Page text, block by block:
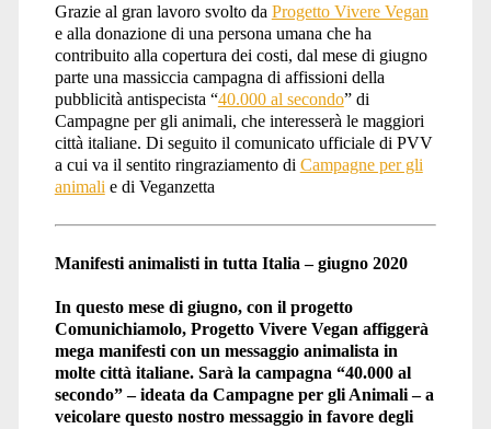
Grazie al gran lavoro svolto da Progetto Vivere Vegan
e alla donazione di una persona umana che ha
contribuito alla copertura dei costi, dal mese di giugno
parte una massiccia campagna di affissioni della
pubblicità antispecista “40.000 al secondo” di
Campagne per gli animali, che interesserà le maggiori
città italiane. Di seguito il comunicato ufficiale di PVV
a cui va il sentito ringraziamento di Campagne per gli
animali e di Veganzetta
Manifesti animalisti in tutta Italia – giugno 2020
In questo mese di giugno, con il progetto
Comunichiamolo, Progetto Vivere Vegan affiggerà
mega manifesti con un messaggio animalista in
molte città italiane. Sarà la campagna “40.000 al
secondo” – ideata da Campagne per gli Animali – a
veicolare questo nostro messaggio in favore degli